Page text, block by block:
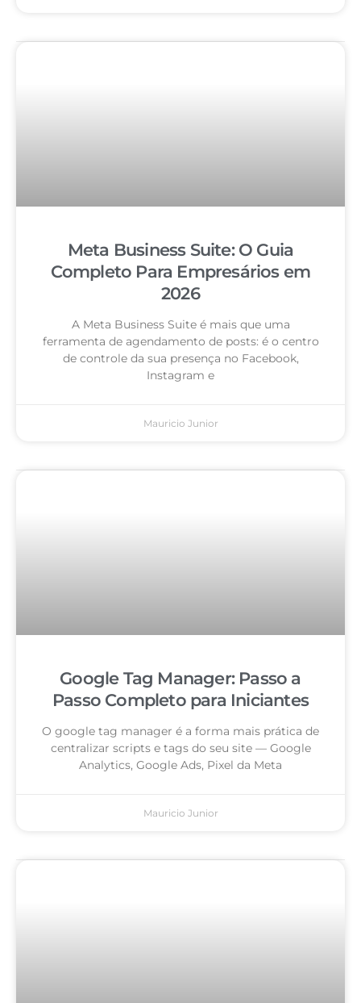
Meta Business Suite: O Guia
Completo Para Empresários em
2026
A Meta Business Suite é mais que uma
ferramenta de agendamento de posts: é o centro
de controle da sua presença no Facebook,
Instagram e
Mauricio Junior
Google Tag Manager: Passo a
Passo Completo para Iniciantes
O google tag manager é a forma mais prática de
centralizar scripts e tags do seu site — Google
Analytics, Google Ads, Pixel da Meta
Mauricio Junior